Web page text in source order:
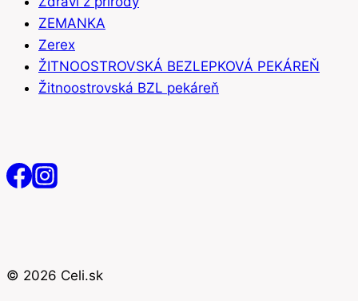
ZEMANKA
Zerex
ŽITNOOSTROVSKÁ BEZLEPKOVÁ PEKÁREŇ
Žitnoostrovská BZL pekáreň
© 2026 Celi.sk